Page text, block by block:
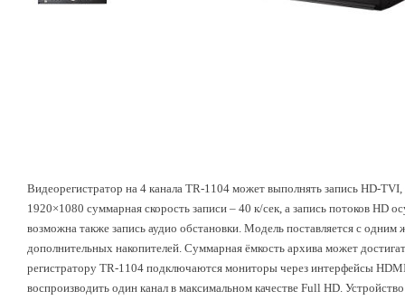
Видеорегистратор на 4 канала TR-1104 может выполнять запись HD-
1920×1080 суммарная скорость записи – 40 к/сек, а запись потоков HD
возможна также запись аудио обстановки. Модель поставляется с
дополнительных накопителей. Суммарная ёмкость архива может
регистратору TR-1104 подключаются мониторы через интерфейсы
воспроизводить один канал в максимальном качестве Full HD.